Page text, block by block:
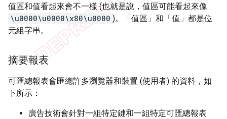
值區和值看起來會不一樣 (也就是說，值區可能看起來像
\u0000\u0000\x80\u0000 )。「值區」和「值」都是位
元組字串。
摘要報表
可匯總報表會匯總許多瀏覽器和裝置 (使用者) 的資料，如
下所示：
廣告技術會針對一組特定鍵和一組特定可匯總報表